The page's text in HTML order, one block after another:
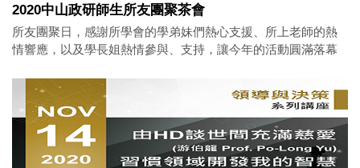
2020中山政研師生所友團聚茶會
所友團聚日，感謝所學會的學弟妹們熱心支援、所上老師的熱
情響應，以及學長姐熱情參與、支持，讓今年的活動圓滿落幕